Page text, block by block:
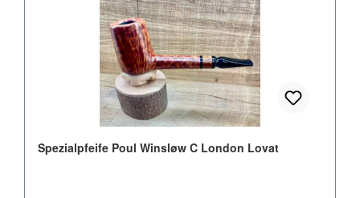
Spezialpfeife Poul Winsløw C London Lovat